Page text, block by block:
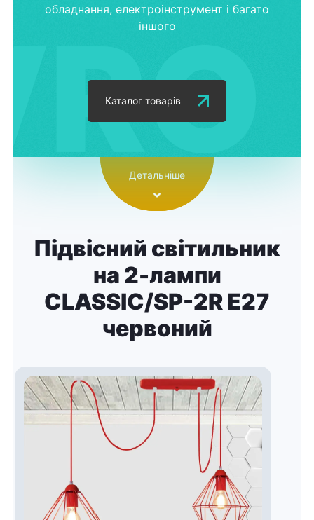
обладнання, електроінструмент і багато
іншого
Каталог товарів
Детальніше
Підвісний світильник
на 2-лампи
CLASSIC/SP-2R E27
червоний